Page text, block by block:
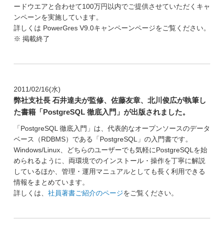
ードウエアと合わせて100万円以内でご提供させていただくキャ
ンペーンを実施しています。
詳しくは PowerGres V9.0キャンペーンページをご覧ください。
※ 掲載終了
2011/02/16(水)
弊社支社長 石井達夫が監修、佐藤友章、北川俊広が執筆し
た書籍「PostgreSQL 徹底入門」が出版されました。
「PostgreSQL 徹底入門」は、代表的なオープンソースのデータ
ベース（RDBMS）である「PostgreSQL」の入門書です。
Windows/Linux、どちらのユーザーでも気軽にPostgreSQLを始
められるように、両環境でのインストール・操作を丁寧に解説
しているほか、管理・運用マニュアルとしても長く利用できる
情報をまとめています。
詳しくは、 社員著書ご紹介のページをご覧ください。